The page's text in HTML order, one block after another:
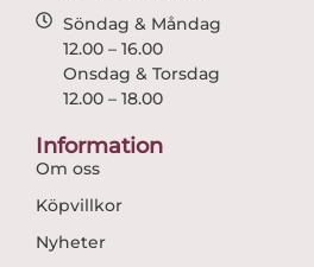
Söndag & Måndag
12.00 – 16.00
Onsdag & Torsdag
12.00 – 18.00
Information
Om oss
Köpvillkor
Nyheter